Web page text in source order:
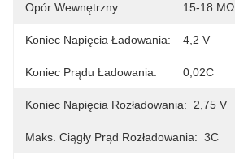
Opór Wewnętrzny: 15-18 MΩ
Koniec Napięcia Ładowania: 4,2 V
Koniec Prądu Ładowania: 0,02C
Koniec Napięcia Rozładowania: 2,75 V
Maks. Ciągły Prąd Rozładowania: 3C